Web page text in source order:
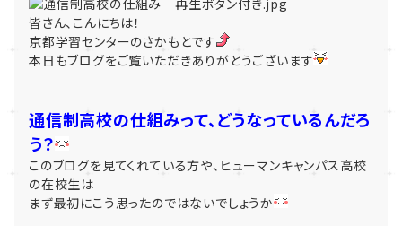
皆さん、こんにちは！
京都学習センターのさかもとです
本日もブログをご覧いただきありがとうございます
通信制高校の仕組みって、どうなっているんだろ
う？
このブログを見てくれている方や、ヒューマンキャンパス高校
の在校生は
まず最初にこう思ったのではないでしょうか